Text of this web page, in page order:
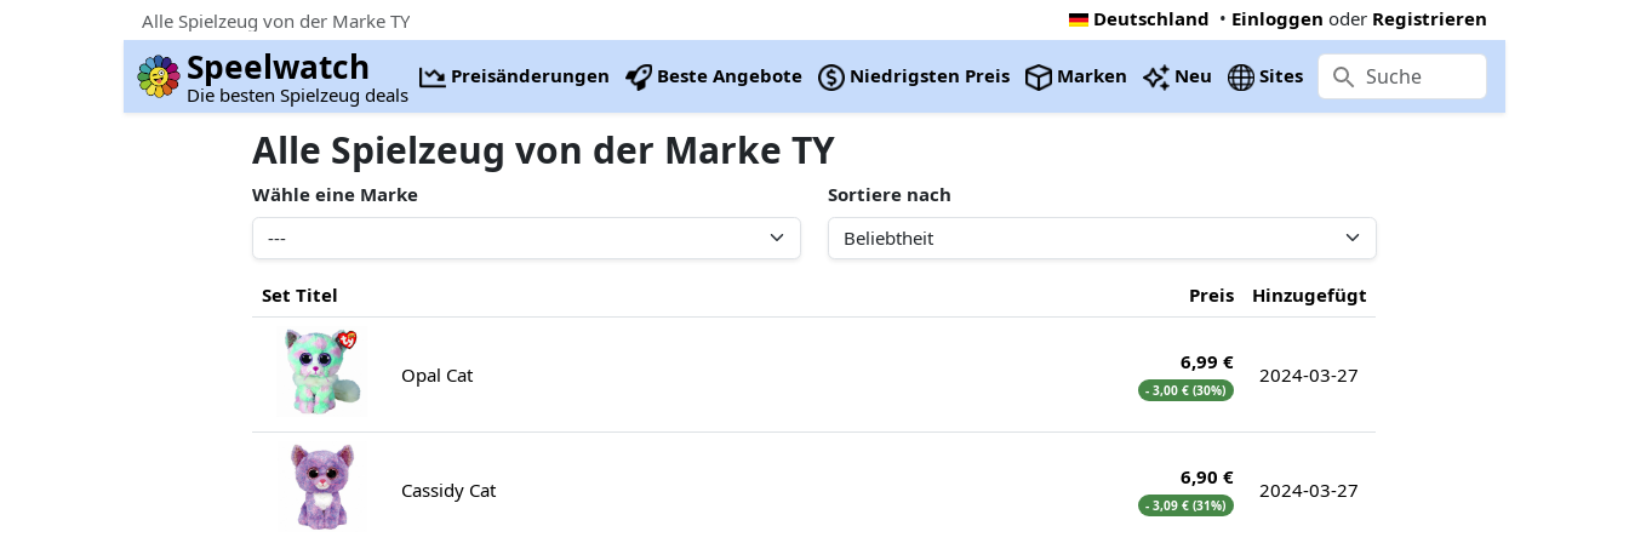
Alle Spielzeug von der Marke TY Deutschland • Einloggen oder Registrieren
Speelwatch
Die besten Spielzeug deals
Preisänderungen Beste Angebote Niedrigsten Preis Marken Neu Sites
Alle Spielzeug von der Marke TY
Wähle eine Marke Sortiere nach
Set Titel Preis Hinzugefügt
Opal Cat
6,99 €
- 3,00 € (30%)
2024-03-27
Cassidy Cat
6,90 €
- 3,09 € (31%)
2024-03-27